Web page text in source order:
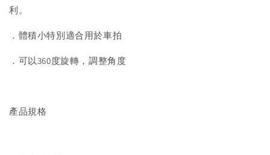
利。
．體積小特別適合用於車拍
．可以360度旋轉，調整角度
產品規格